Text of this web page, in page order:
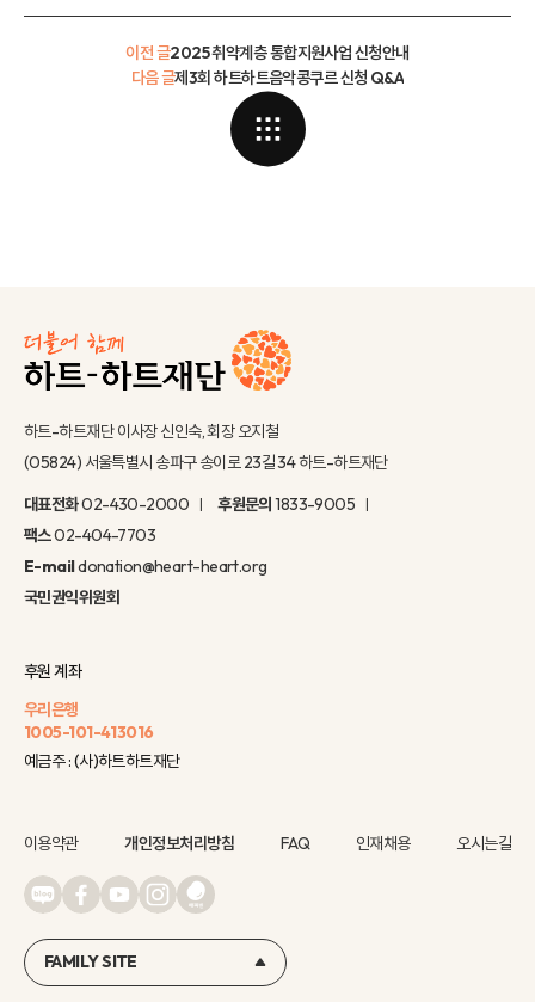
이전 글2025 취약계층 통합지원사업 신청안내
제3회 하트하트음악콩쿠르 신청 Q&A
다음 글
하트-하트재단 이사장 신인숙, 회장 오지철
(05824) 서울특별시 송파구 송이로 23길 34 하트-하트재단
대표전화02-430-2000 후원문의1833-9005
팩스02-404-7703
E-maildonation@heart-heart.org
국민권익위원회
후원 계좌
우리은행
1005-101-413016
예금주 : (사)하트하트재단
이용약관 개인정보처리방침 FAQ 인재채용 오시는길
FAMILY SITE